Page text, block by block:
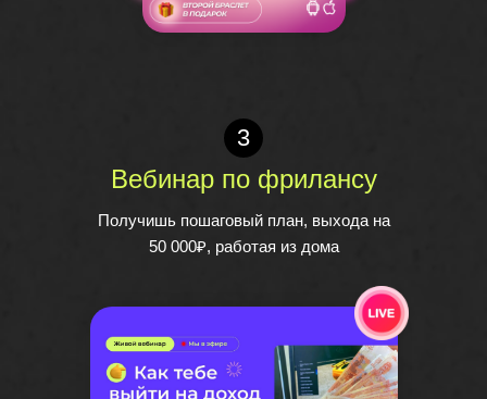
Получишь пошаговый план, выхода на
50 000₽, работая из дома
3
Вебинар по фриланcу